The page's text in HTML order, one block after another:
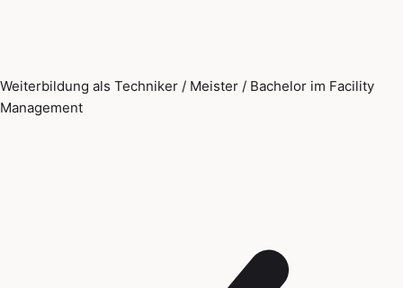
Weiterbildung als Techniker / Meister / Bachelor im Facility
Management